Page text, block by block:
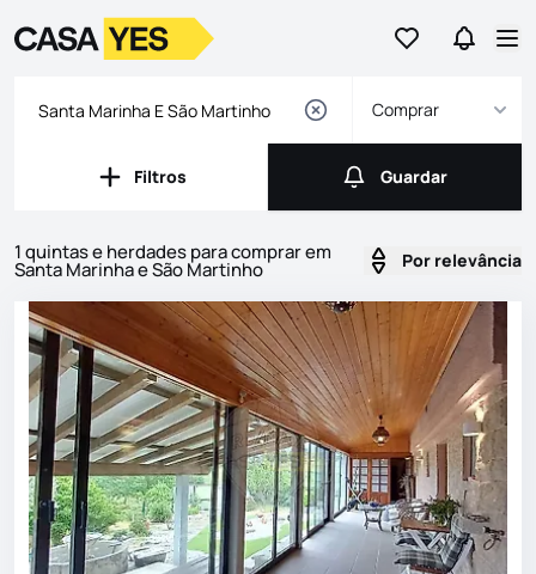
Ir para osIr para
LogoIr para a homepage
Comprar
Filtros
Filtros Guardar
Guardar
1 quintas e herdades para comprar em
Santa Marinha e São Martinho Por relevância
Imóveis
Lista de Imóveis